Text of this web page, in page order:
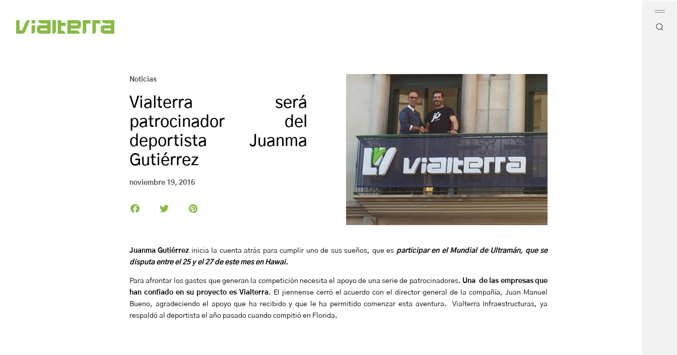
Noticias
Vialterra será
patrocinador del
deportista Juanma
Gutiérrez
noviembre 19, 2016
Juanma Gutiérrez inicia la cuenta atrás para cumplir uno de sus sueños, que es participar en el Mundial de Ultramán, que se
disputa entre el 25 y el 27 de este mes en Hawai.
Para afrontar los gastos que generan la competición necesita el apoyo de una serie de patrocinadores. Una de las empresas que
han confiado en su proyecto es Vialterra. El jiennense cerró el acuerdo con el director general de la compañía, Juan Manuel
Bueno, agradeciendo el apoyo que ha recibido y que le ha permitido comenzar esta aventura. Vialterra Infraestructuras, ya
respaldó al deportista el año pasado cuando compitió en Florida.